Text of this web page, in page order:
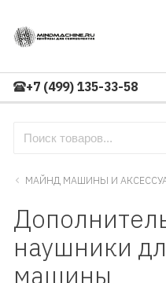
+7 (499) 135-33-58
МАЙНД МАШИНЫ И
наушники
машины